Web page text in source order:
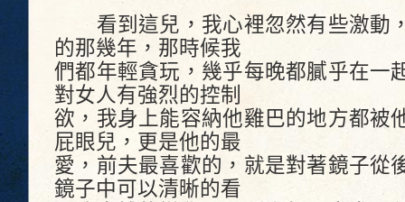
看到這兒，我心裡忽然有些激動
的那幾年，那時候我
們都年輕貪玩，幾乎每晚都膩乎在一
對女人有強烈的控制
欲，我身上能容納他雞巴的地方都被
屁眼兒，更是他的最
愛，前夫最喜歡的，就是對著鏡子從
鏡子中可以清晰的看